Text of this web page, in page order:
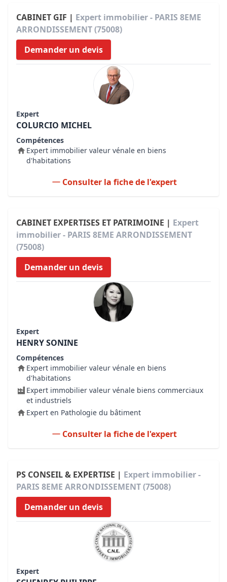
CABINET GIF | Expert immobilier - PARIS 8EME
ARRONDISSEMENT (75008)
Demander un devis
Expert
COLURCIO MICHEL
Compétences
Expert immobilier valeur vénale en biens
d'habitations
Consulter la fiche de l'expert
CABINET EXPERTISES ET PATRIMOINE | Expert
immobilier - PARIS 8EME ARRONDISSEMENT
(75008)
Demander un devis
Expert
HENRY SONINE
Compétences
Expert immobilier valeur vénale en biens
d'habitations
Expert immobilier valeur vénale biens commerciaux
et industriels
Expert en Pathologie du bâtiment
Consulter la fiche de l'expert
PS CONSEIL & EXPERTISE | Expert immobilier -
PARIS 8EME ARRONDISSEMENT (75008)
Demander un devis
Expert